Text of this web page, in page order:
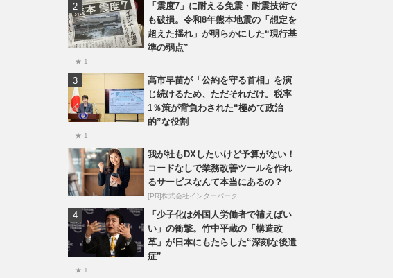
「震度7」に耐える免震・耐震技術で
も破損。令和8年熊本地震の「想定を
超えた揺れ」が明らかにした“現行基
準の弱点”
★ 1
高市早苗が「公約を守る首相」を演
じ続けるため、ただそれだけ。税率
1％策が背負わされた“極めて政治
的”な役割
★ 1
我が社もDXしたいけど予算がない！
コードなしで業務改善ツールを作れ
るサービスなんて本当にあるの？
[PR]株式会社インターパーク
「少子化は外国人労働者で補えばい
い」の衝撃。竹中平蔵の「構造改
革」が日本にもたらした“深刻な後遺
症”
★ 1